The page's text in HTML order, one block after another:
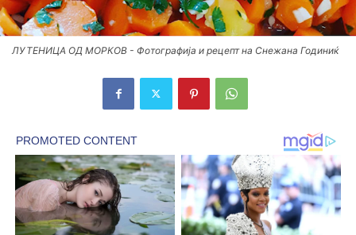
ЛУТЕНИЦА ОД МОРКОВ - Фотографија и рецепт на Снежана Годиниќ